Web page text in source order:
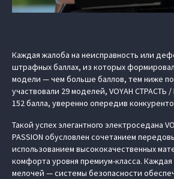
Каждая жалоба на неисправность или
штрафных баллах, из которых
модели — чем больше баллов, тем ниже
участвовали 29 моделей, VOYAH СТРАСТЬ /
152 балла, уверенно опередив
Такой успех элегантного электроседана
PASSION обусловлен сочетанием
использованием высококачественных
комфорта уровня премиум-класса.
мелочей — системы безопасности